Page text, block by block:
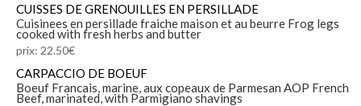
CUISSES DE GRENOUILLES EN PERSILLADE
Cuisinees en persillade fraiche maison et au beurre Frog legs
cooked with fresh herbs and butter
prix: 22.50€
CARPACCIO DE BOEUF
Boeuf Francais, marine, aux copeaux de Parmesan AOP French
Beef, marinated, with Parmigiano shavings